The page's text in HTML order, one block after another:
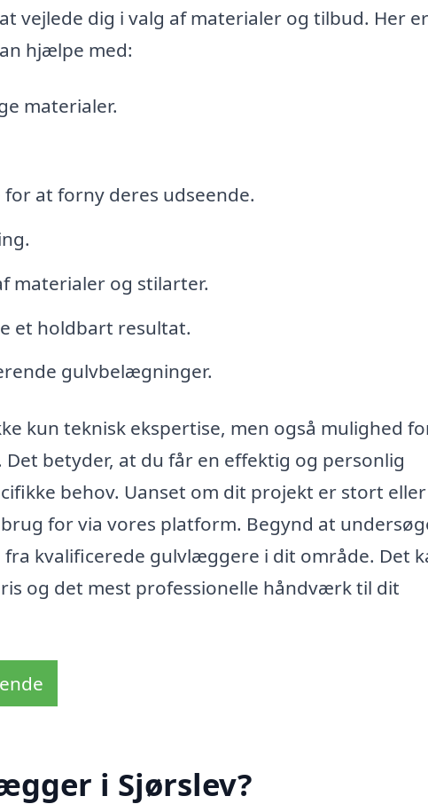
vejlede dig i valg af materialer og tilbud. Her er
hjælpe med:
materialer.
at forny deres udseende.
materialer og stilarter.
et holdbart resultat.
gulvbelægninger.
kun teknisk ekspertise, men også mulighed
betyder, at du får en effektig og personlig
behov. Uanset om dit projekt er stort eller
for via vores platform. Begynd at
kvalificerede gulvlæggere i dit område. Det
og det mest professionelle håndværk til dit
i Sjørslev?